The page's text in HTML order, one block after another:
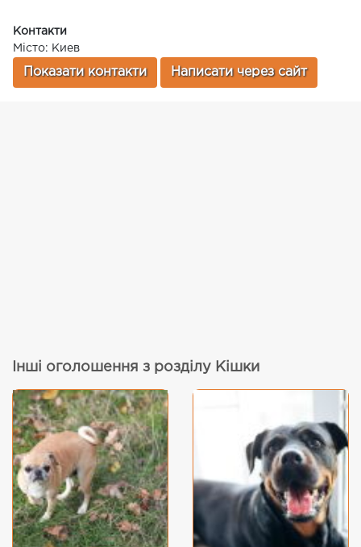
Контакти
Місто: Киев
Показати контакти Написати через сайт
Інші оголошення з розділу Кішки